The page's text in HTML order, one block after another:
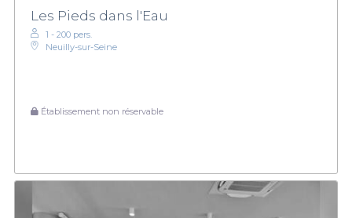
Les Pieds dans l'Eau
1 - 200 pers.
Neuilly-sur-Seine
Établissement non réservable